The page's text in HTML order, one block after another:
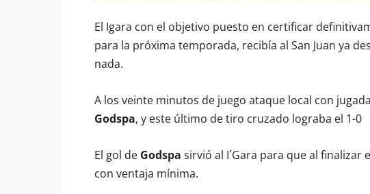
El Igara con el objetivo puesto en certificar
para la próxima temporada, recibía al San Juan ya
nada.
A los veinte minutos de juego ataque local con
Godspa, y este último de tiro cruzado lograba el 1-0
El gol de Godspa sirvió al I´Gara para que al
con ventaja mínima.